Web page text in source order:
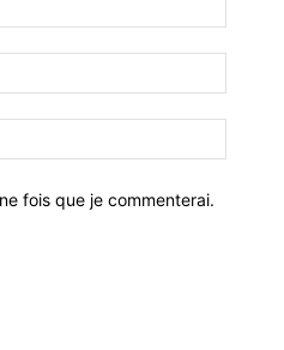
fois que je commenterai.